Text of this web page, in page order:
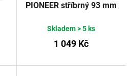
PIONEER stříbrný 93 mm
Skladem> 5 ks
1 049 Kč